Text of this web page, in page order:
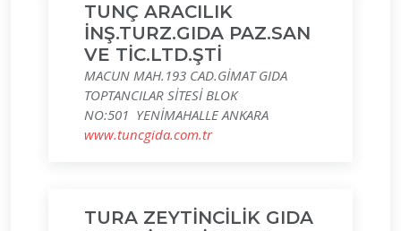
TUNÇ ARACILIK
İNŞ.TURZ.GIDA PAZ.SAN
VE TİC.LTD.ŞTİ
MACUN MAH.193 CAD.GİMAT GIDA
TOPTANCILAR SİTESİ BLOK
NO:501 YENİMAHALLE ANKARA
www.tuncgida.com.tr
TURA ZEYTİNCİLİK GIDA